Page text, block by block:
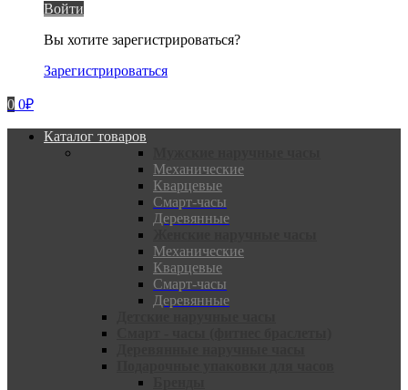
Войти
Вы хотите зарегистрироваться?
Зарегистрироваться
0 0₽
Каталог товаров
Механические
Кварцевые
Смарт-часы
Деревянные
Механические
Кварцевые
Смарт-часы
Деревянные